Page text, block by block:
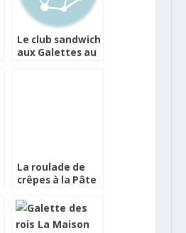
Le club sandwich
aux Galettes au
La roulade de
crêpes à la Pâte
parsemée de
Spéculoos